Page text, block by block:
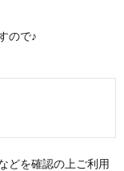
ので♪
どを確認の上ご利用